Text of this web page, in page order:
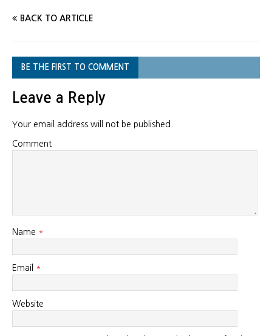
BACK TO ARTICLE
BE THE FIRST TO COMMENT
Leave a Reply
Your email address will not be published.
Comment
Name *
Email *
Website